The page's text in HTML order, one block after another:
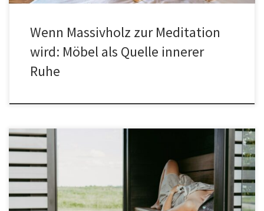
Wenn Massivholz zur Meditation
wird: Möbel als Quelle innerer
Ruhe
Ein Besuch in der Sauna ist wie ein Kurzurlaub für Körper und
Seele. Die wohltuende Hitze, das sanfte Schwitzen und die
Ruhephasen zwischendurch sind Balsam für unsere gestressten